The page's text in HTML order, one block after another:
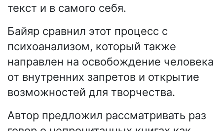
текст и в самого себя.
Байяр сравнил этот процесс с
психоанализом, который также
направлен на освобождение человека
от внутренних запретов и открытие
возможностей для творчества.
Автор предложил рассматривать раз